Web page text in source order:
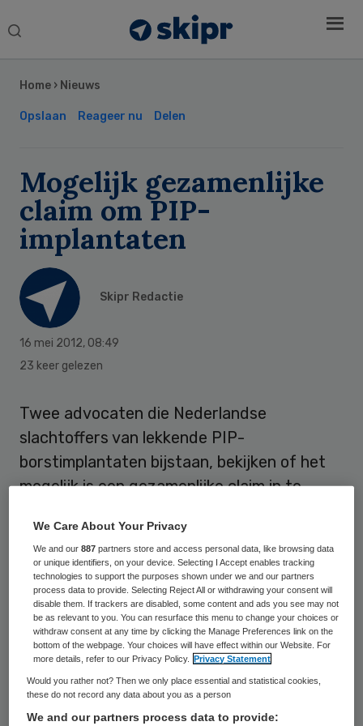
Search
Home › Nieuws
Opslaan Reageer nu Delen
Mogelijk gezamenlijke
claim om PIP-
implantaten
Skipr Redactie
16 mei 2012, 08:49
23 keer gelezen
Twee advocaten die Nederlandse
slachtoffers van lekkende PIP-
borstimplantaten bijstaan, bekijken of het
mogelijk is een gezamenlijke claim in te
de Gezondheidszorg (IGZ). Volgens de
advocaten zijn er sterke aanwijzingen dat
de inspectie in de afgelopen jaren niets
heeft gedaan met meldingen over
problemen met de siliconenimplantaten.
Informatiebijeenkomst
Sidebar
We Care About Your Privacy
We and our887 partners store and access personal data, like browsing data
or unique identifiers, on your device. Selecting I Accept enables tracking
technologies to support the purposes shown under we and our partners
process data to provide. Selecting Reject All or withdrawing your consent will
disable them. If trackers are disabled, some content and ads you see may not
be as relevant to you. You can resurface this menu to change your choices or
withdraw consent at any time by clicking the Manage Preferences link on the
bottom of the webpage. Your choices will have effect within our Website. For
more details, refer to our Privacy Policy.
Privacy Statement
Would you rather not? Then we only place essential and statistical cookies,
these do not record any data about you as a person
We and our partners process data to provide: